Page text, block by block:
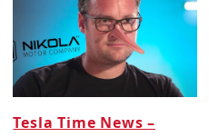
Tesla Time News –